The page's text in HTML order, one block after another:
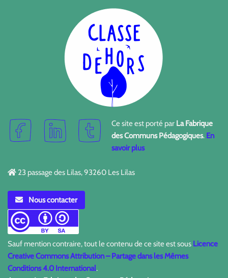
Ce site est porté par La Fabrique
des Communs Pédagogiques. En
savoir plus
23 passage des Lilas, 93260 Les Lilas
Nous contacter
Sauf mention contraire, tout le contenu de ce site est sous Licence
Creative Commons Attribution – Partage dans les Mêmes
Conditions 4.0 International.